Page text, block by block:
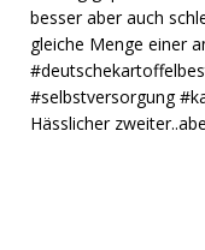
Hässlicher